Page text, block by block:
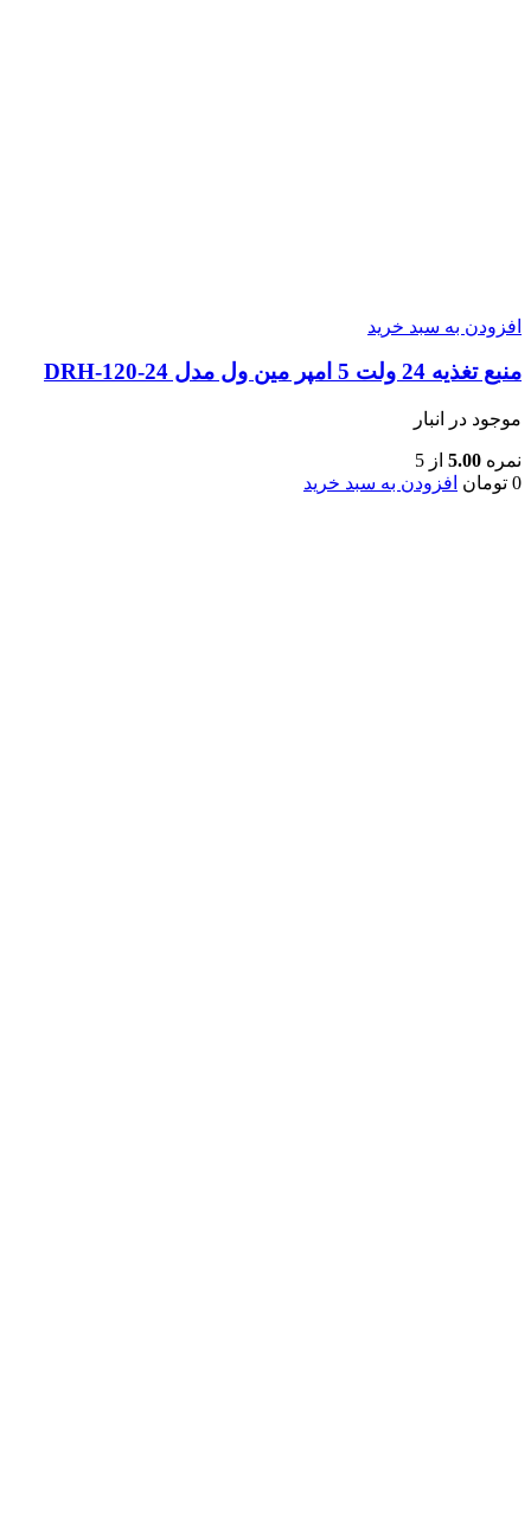
افزودن به سبد خرید
منبع تغذیه 24 ولت 5 امپر مین ول مدل DRH-120-24
موجود در انبار
نمره 5.00 از 5
0 تومان افزودن به سبد خرید